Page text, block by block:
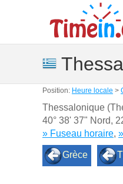
Position: Heure locale >
Thessalonique
40° 38' 37" Nord,
» Fuseau horaire,
Grèce